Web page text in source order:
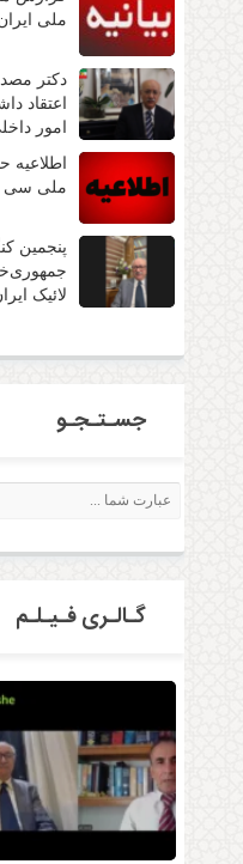
ملی
دکتر
اعتقاد
امور
اطلاعیه
ملی سی
پنجمین
لائیک
جسـتـجـو
گـالـری فـیـلـم